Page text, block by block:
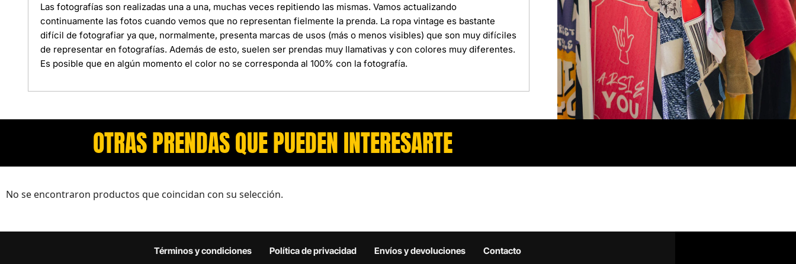
Las fotografías son realizadas una a una, muchas veces repitiendo las mismas. Vamos actualizando
continuamente las fotos cuando vemos que no representan fielmente la prenda. La ropa vintage es bastante
difícil de fotografiar ya que, normalmente, presenta marcas de usos (más o menos visibles) que son muy difíciles
de representar en fotografías. Además de esto, suelen ser prendas muy llamativas y con colores muy diferentes.
Es posible que en algún momento el color no se corresponda al 100% con la fotografía.
OTRAS PRENDAS QUE PUEDEN INTERESARTE​
No se encontraron productos que coincidan con su selección.
Términos y condiciones Política de privacidad Envíos y devoluciones
Contacto